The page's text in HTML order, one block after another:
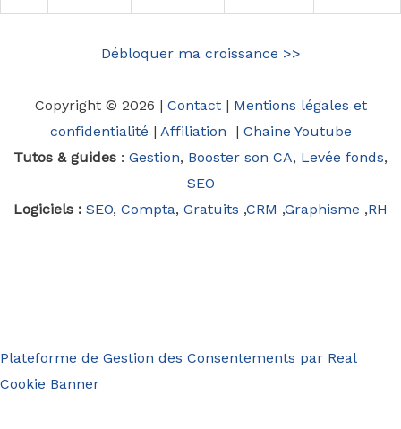
Débloquer ma croissance >>
Copyright © 2026 | Contact| Mentions légales et
confidentialité | Affiliation | Chaine Youtube
Tutos & guides : Gestion, Booster son CA, Levée fonds,
SEO
Logiciels : SEO, Compta, Gratuits ,CRM ,Graphisme ,RH
Plateforme de Gestion des Consentements par Real
Cookie Banner